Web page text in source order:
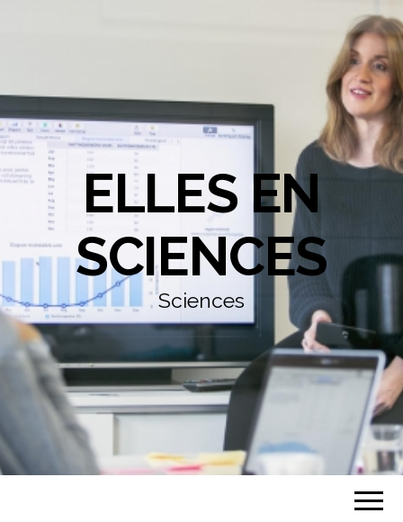
ELLES EN
SCIENCES
Sciences